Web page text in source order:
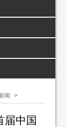
闻 >
届中国